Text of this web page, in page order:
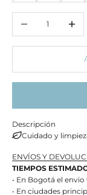
Descripción
Cuidado y
ENVÍOS Y
TIEMPOS
• En Bogotá el
• En ciudades